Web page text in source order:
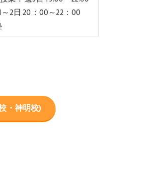
2日 20：00～22：00
・神明校)